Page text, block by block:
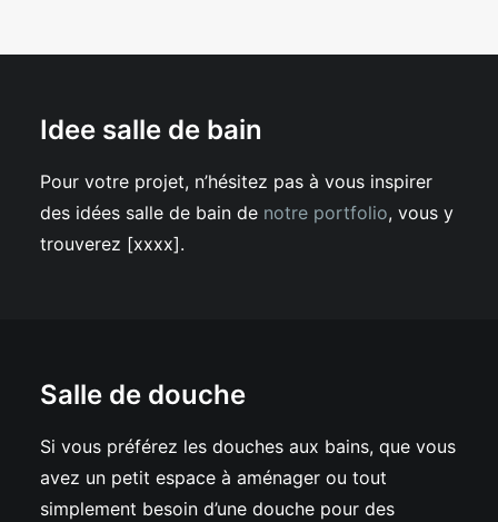
Idee salle de bain
Pour votre projet, n’hésitez pas à vous inspirer
des idées salle de bain de notre portfolio, vous y
trouverez [xxxx].
Salle de douche
Si vous préférez les douches aux bains, que vous
avez un petit espace à aménager ou tout
simplement besoin d’une douche pour des